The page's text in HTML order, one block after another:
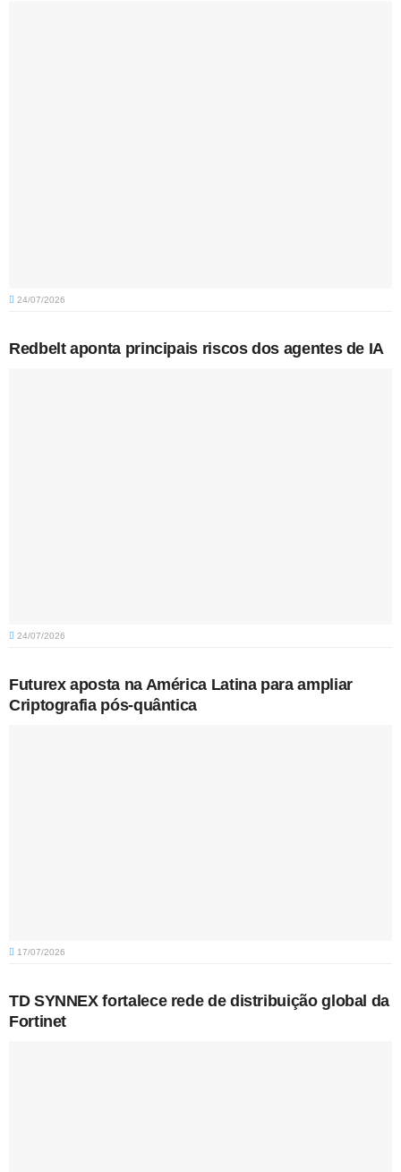
24/07/2026
Redbelt aponta principais riscos dos agentes de IA
24/07/2026
Futurex aposta na América Latina para ampliar
Criptografia pós-quântica
17/07/2026
TD SYNNEX fortalece rede de distribuição global da
Fortinet